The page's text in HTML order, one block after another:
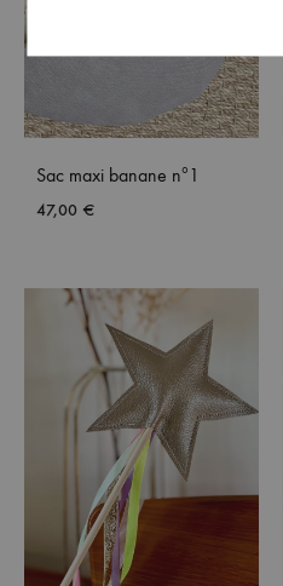
Sac maxi banane nº1
47,00 €